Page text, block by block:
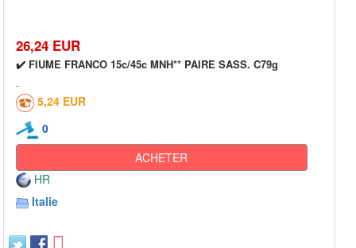
26,24 EUR
✔️ FIUME FRANCO 15c/45c MNH** PAIRE SASS. C79g
5,24 EUR
0
ACHETER
HR
Italie